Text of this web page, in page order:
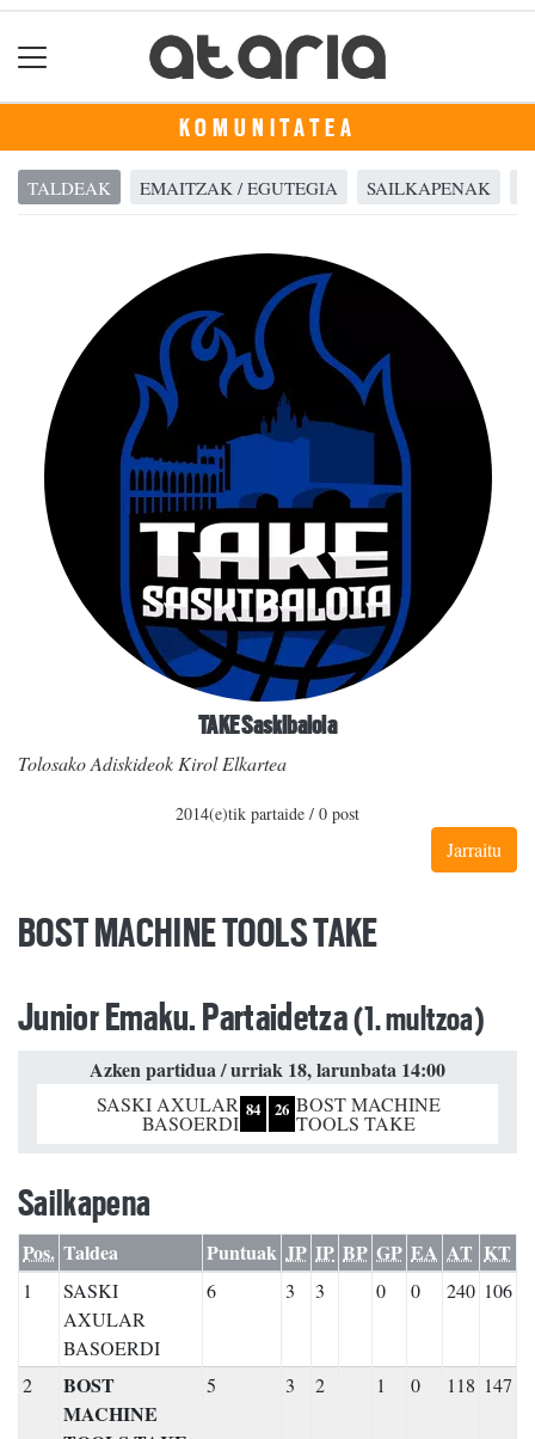
KOMUNITATEA
TALDEAK EMAITZAK / EGUTEGIA SAILKAPENAK
TAKE Saskibaloia
Tolosako Adiskideok Kirol Elkartea
2014(e)tik partaide / 0 post
Jarraitu
BOST MACHINE TOOLS TAKE
Junior Emaku. Partaidetza(1. multzoa)
Azken partidua / urriak 18, larunbata 14:00
SASKI AXULAR
BASOERDI
84 26 BOST MACHINE
TOOLS TAKE
Sailkapena
Pos. Taldea Puntuak JP IP BP GP EA AT KT
1
SASKI
AXULAR
BASOERDI
6 3 3 0 0 240 106
2
BOST
MACHINE
5 3 2 1 0 118 147